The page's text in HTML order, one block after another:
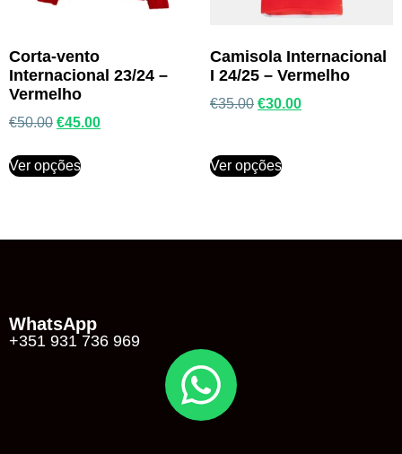
Corta-vento
Internacional 23/24 –
Vermelho
€50.00 €45.00
Ver opções
Camisola Internacional
I 24/25 – Vermelho
€35.00 €30.00
Ver opções
WhatsApp
+351 931 736 969